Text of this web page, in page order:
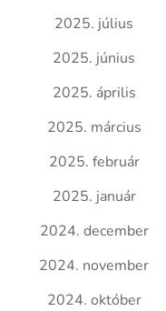
2025. július
2025. június
2025. április
2025. március
2025. február
2025. január
2024. december
2024. november
2024. október